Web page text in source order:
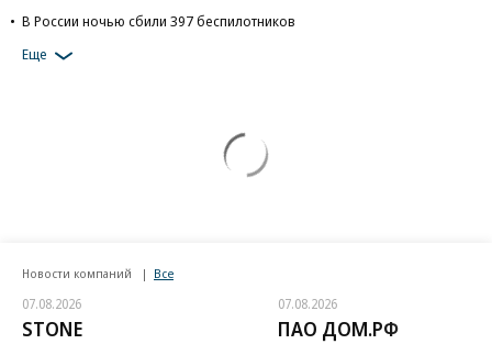
В России ночью сбили 397 беспилотников
Еще
Новости компаний Все
07.08.2026
STONE
07.08.2026
ПАО ДОМ.РФ